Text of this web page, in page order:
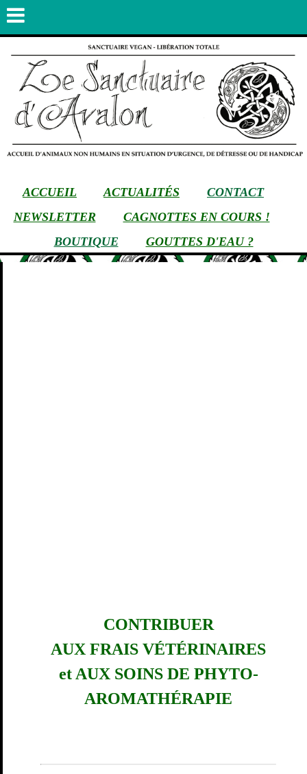
ACCUEIL ACTUALITÉS
CONTACT
NEWSLETTER
CAGNOTTES EN COURS !
BOUTIQUE
GOUTTES D'EAU ?
CONTRIBUER
AUX FRAIS VÉTÉRINAIRES
et AUX SOINS DE PHYTO-
AROMATHÉRAPIE